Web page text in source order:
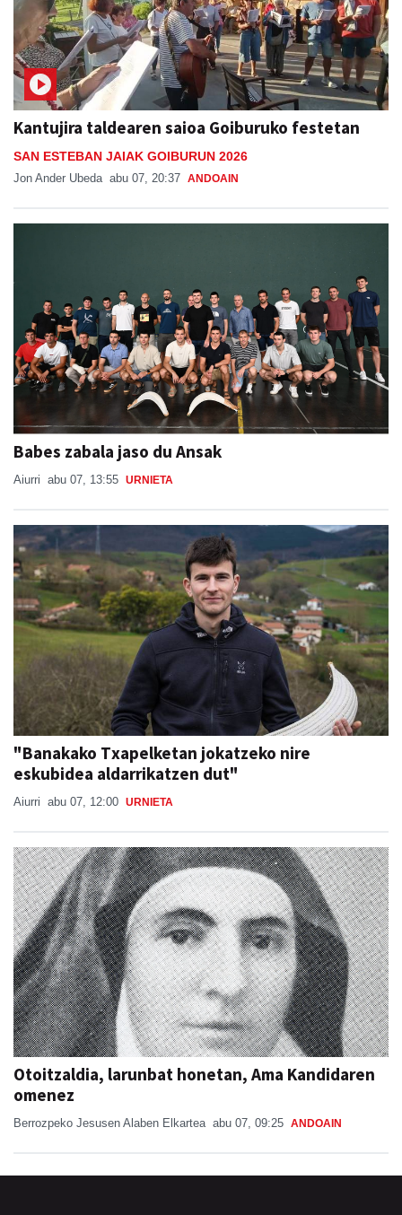
Kantujira taldearen saioa Goiburuko festetan
SAN ESTEBAN JAIAK GOIBURUN 2026
Jon Ander Ubeda abu 07, 20:37 ANDOAIN
Babes zabala jaso du Ansak
Aiurri abu 07, 13:55 URNIETA
"Banakako Txapelketan jokatzeko nire
eskubidea aldarrikatzen dut"
Aiurri abu 07, 12:00 URNIETA
Otoitzaldia, larunbat honetan, Ama Kandidaren
omenez
Berrozpeko Jesusen Alaben Elkartea abu 07, 09:25 ANDOAIN